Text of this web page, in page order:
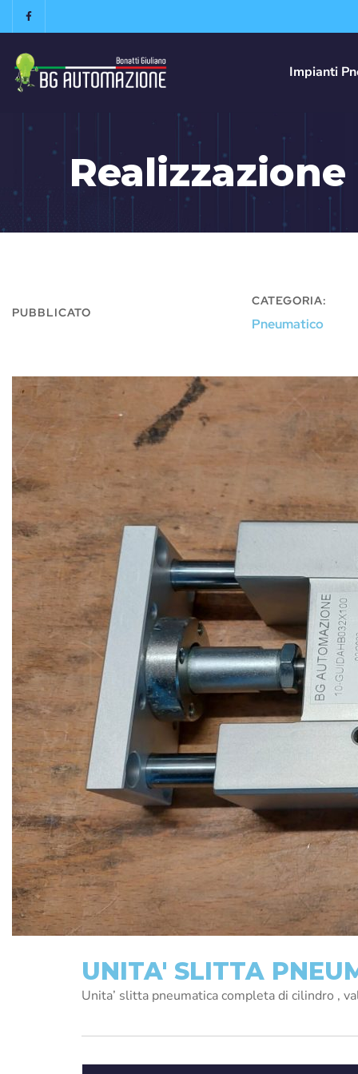
Impianti
Realizzazione
PUBBLICATO
CATEGORIA:
Pneumatico
UNITA' SLITTA
Unita’ slitta pneumatica completa di cilindro ,